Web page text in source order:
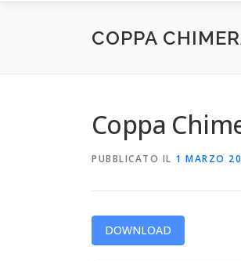
COPPA
Coppa
PUBBLICATO IL 1 MARZO
DOWNLOAD